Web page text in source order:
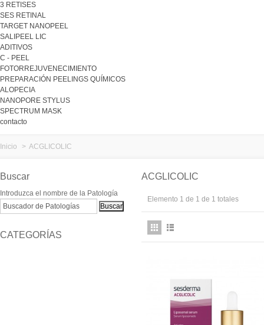
3 RETISES
SES RETINAL
TARGET NANOPEEL
SALIPEEL LIC
ADITIVOS
C - PEEL
FOTORREJUVENECIMIENTO
PREPARACIÓN PEELINGS QUÍMICOS
ALOPECIA
NANOPORE STYLUS
SPECTRUM MASK
contacto
Inicio > ACGLICOLIC
Buscar
Introduzca el nombre de la Patología
CATEGORÍAS
ACGLICOLIC
Elemento 1 de 1 de 1 totales